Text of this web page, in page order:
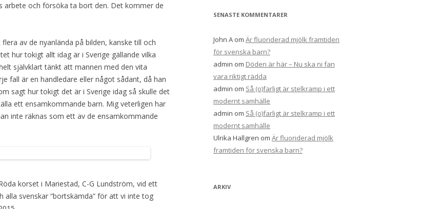
arbete och försöka ta bort den. Det kommer de
av de nyanlända på bilden, kanske till och
hur tokigt allt idag är i Sverige gällande vilka
självklart tänkt att mannen med den vita
fall är en handledare eller något sådant, då han
sagt hur tokigt det är i Sverige idag så skulle det
ett ensamkommande barn. Mig veterligen har
inte räknas som ett av de ensamkommande
korset i Mariestad, C-G Lundström, vid ett
alla svenskar “bortskämda” för att vi inte tog
SENASTE KOMMENTARER
John A om Är fluoriderad mjölk framtiden
för svenska barn?
admin om Döden är här – Nu ska ni fan
vara riktigt rädda
admin om Så (o)farligt är stelkramp i ett
modernt samhälle
admin om Så (o)farligt är stelkramp i ett
modernt samhälle
Ulrika Hallgren om Är fluoriderad mjölk
framtiden för svenska barn?
ARKIV